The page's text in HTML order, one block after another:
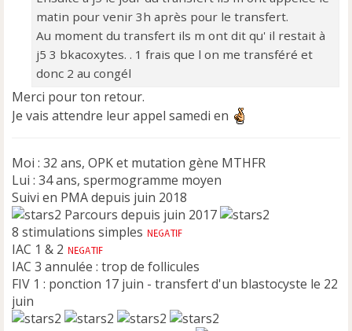
matin pour venir 3h après pour le transfert.
Au moment du transfert ils m ont dit qu' il restait à
j5 3 bkacoxytes. . 1 frais que l on me transféré et
donc 2 au congél
Merci pour ton retour.
Je vais attendre leur appel samedi en
Moi : 32 ans, OPK et mutation gène MTHFR
Lui : 34 ans, spermogramme moyen
Suivi en PMA depuis juin 2018
Parcours depuis juin 2017
8 stimulations simples
IAC 1 & 2
IAC 3 annulée : trop de follicules
FIV 1 : ponction 17 juin - transfert d'un blastocyste le 22
juin